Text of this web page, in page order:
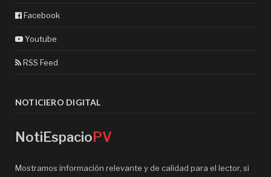
Facebook
Youtube
RSS Feed
NOTICIERO DIGITAL
NotiEspacioPV
Mostramos información relevante y de calidad para el lector, si